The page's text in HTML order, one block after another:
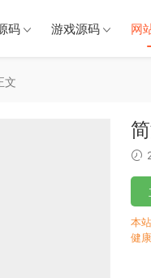
码 游戏源码 网
文
本
健